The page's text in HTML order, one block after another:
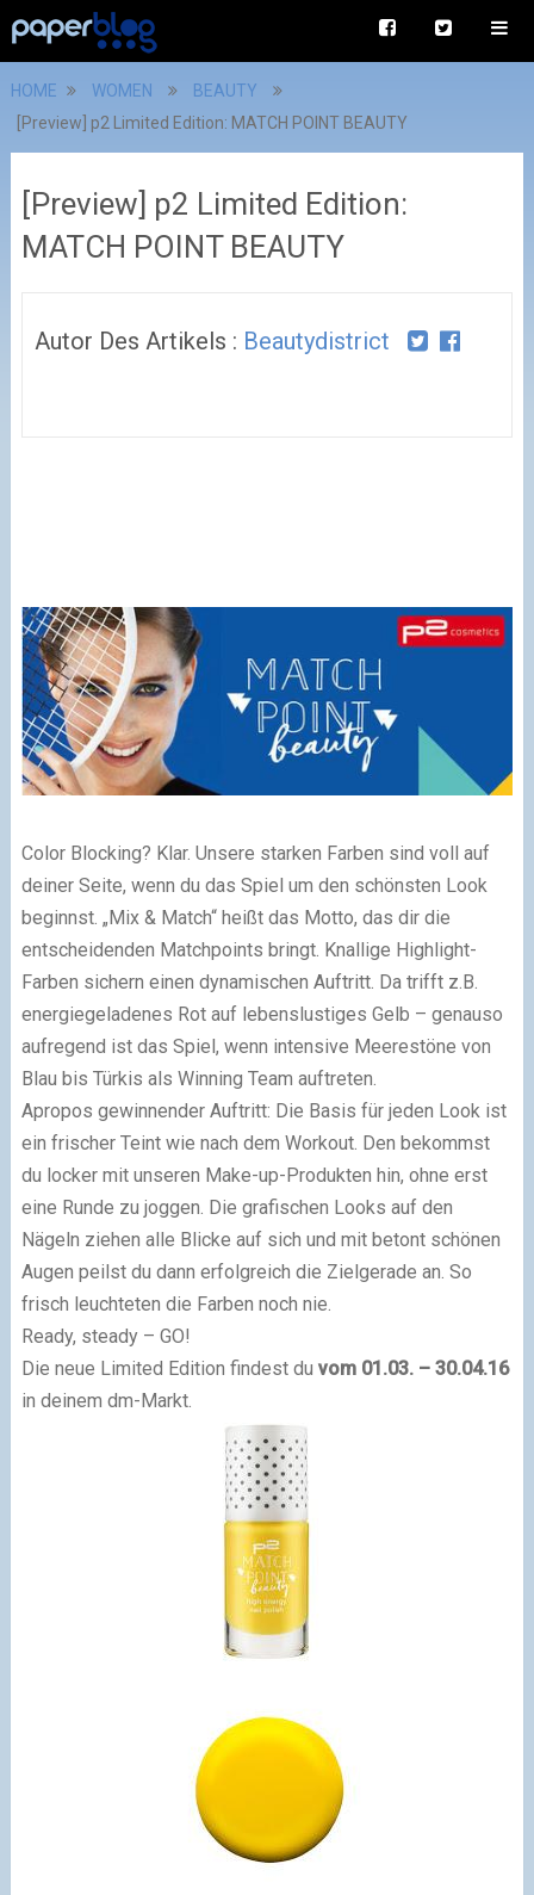
HOME WOMEN
BEAUTY
[Preview] p2 Limited Edition: MATCH POINT BEAUTY
[Preview] p2 Limited Edition:
MATCH POINT BEAUTY
Autor Des Artikels : Beautydistrict
Color Blocking? Klar. Unsere starken Farben sind voll auf
deiner Seite, wenn du das Spiel um den schönsten Look
beginnst. „Mix & Match“ heißt das Motto, das dir die
entscheidenden Matchpoints bringt. Knallige Highlight-
Farben sichern einen dynamischen Auftritt. Da trifft z.B.
energiegeladenes Rot auf lebenslustiges Gelb – genauso
aufregend ist das Spiel, wenn intensive Meerestöne von
Blau bis Türkis als Winning Team auftreten.
Apropos gewinnender Auftritt: Die Basis für jeden Look ist
ein frischer Teint wie nach dem Workout. Den bekommst
du locker mit unseren Make-up-Produkten hin, ohne erst
eine Runde zu joggen. Die grafischen Looks auf den
Nägeln ziehen alle Blicke auf sich und mit betont schönen
Augen peilst du dann erfolgreich die Zielgerade an. So
frisch leuchteten die Farben noch nie.
Ready, steady – GO!
Die neue Limited Edition findest du vom 01.03. – 30.04.16
in deinem dm-Markt.